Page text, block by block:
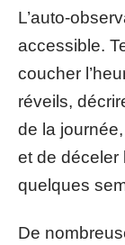
L’auto-
accessible.
coucher
réveils,
de la
et de déceler
quelques
De